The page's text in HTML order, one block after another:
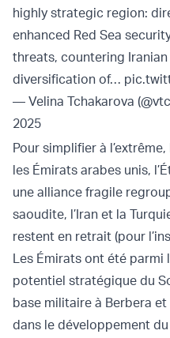
highly strategic region:
enhanced Red Sea
threats, countering
diversification of…
— Velina Tchakarova
2025
Pour simplifier à
les Émirats arabes unis,
une alliance fragile
saoudite, l’Iran et la
restent en retrait (pour
Les Émirats ont été parmi
potentiel stratégique du
base militaire à Berbera
dans le développement